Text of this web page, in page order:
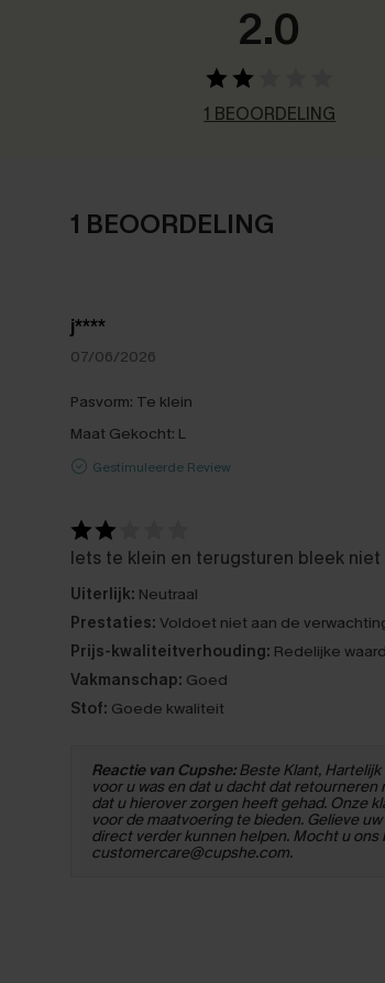
2.0
1 BEOORDELING
1 BEOORDELING
j****
07/06/2026
Pasvorm: Te klein
Maat Gekocht: L
Gestimuleerde Review
Iets te klein en terugsturen bleek
Uiterlijk: Neutraal
Prestaties: Voldoet niet aan de
Prijs-kwaliteitverhouding: Redelijke
Vakmanschap: Goed
Stof: Goede kwaliteit
Reactie van Cupshe:Beste Klant,
voor u was en dat u dacht dat
dat u hierover zorgen heeft gehad. Onze
voor de maatvoering te bieden. Gelieve
direct verder kunnen helpen. Mocht u
customercare@cupshe.com.